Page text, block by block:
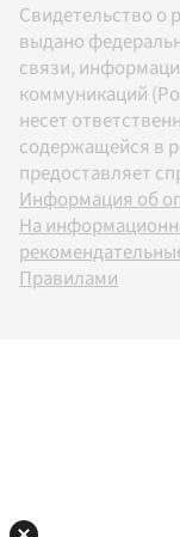
Свидетельство о
выдано
связи,
коммуникаций
несет
содержащейся в
предоставляет
Информация об
На
Правилами